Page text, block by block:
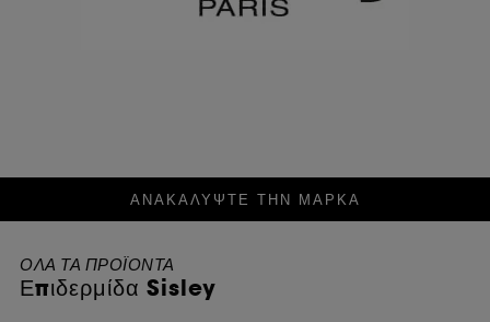
ΑΝΑΚΑΛΥΨΤΕ ΤΗΝ ΜΑΡΚΑ
ΟΛΑ ΤΑ ΠΡΟΪΟΝΤΑ
Επιδερμίδα Sisley